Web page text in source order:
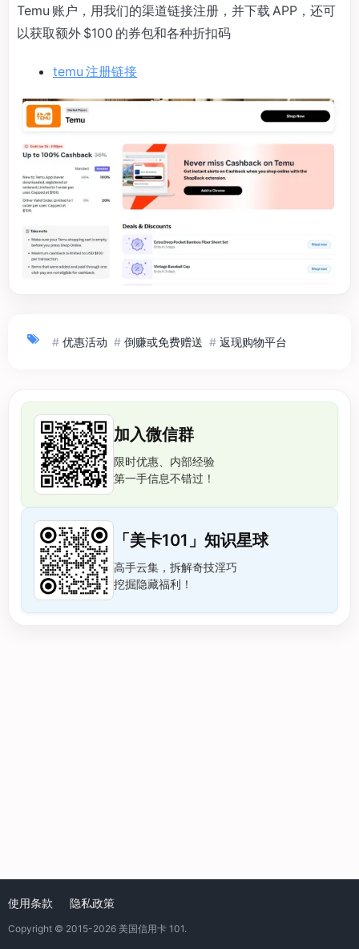
Temu 账户，用我们的渠道链接注册，并下载 APP，还可
以获取额外 $100 的券包和各种折扣码
temu 注册链接
# 优惠活动 # 倒赚或免费赠送 # 返现购物平台
加入微信群
限时优惠、内部经验
第一手信息不错过！
「美卡101」知识星球
高手云集，拆解奇技淫巧
挖掘隐藏福利！
使用条款 隐私政策
Copyright © 2015-2026 美国信用卡 101.